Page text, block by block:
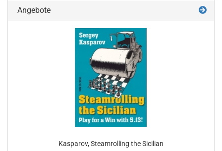
Angebote
Kasparov, Steamrolling the Sicilian